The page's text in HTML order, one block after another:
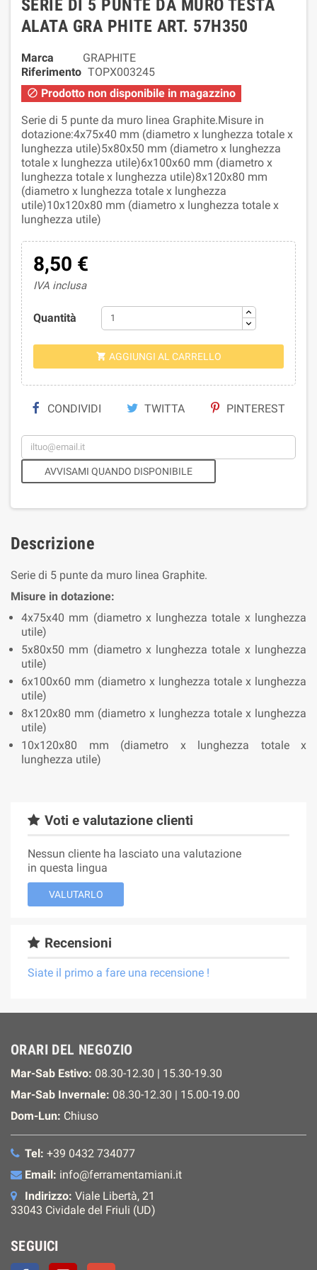
SERIE DI 5 PUNTE DA MURO TESTA
ALATA GRA PHITE ART. 57H350
Marca
GRAPHITE
Riferimento TOPX003245
 Prodotto non disponibile in magazzino
Serie di 5 punte da muro linea Graphite.Misure in
dotazione:4x75x40 mm (diametro x lunghezza totale x
lunghezza utile)5x80x50 mm (diametro x lunghezza
totale x lunghezza utile)6x100x60 mm (diametro x
lunghezza totale x lunghezza utile)8x120x80 mm
(diametro x lunghezza totale x lunghezza
utile)10x120x80 mm (diametro x lunghezza totale x
lunghezza utile)
8,50 €
IVA inclusa
Quantità
 AGGIUNGI AL CARRELLO
CONDIVIDI TWITTA PINTEREST
AVVISAMI QUANDO DISPONIBILE
Descrizione
Serie di 5 punte da muro linea Graphite.
Misure in dotazione:
4x75x40 mm (diametro x lunghezza totale x lunghezza
utile)
5x80x50 mm (diametro x lunghezza totale x lunghezza
utile)
6x100x60 mm (diametro x lunghezza totale x lunghezza
utile)
8x120x80 mm (diametro x lunghezza totale x lunghezza
utile)
10x120x80 mm (diametro x lunghezza totale x
lunghezza utile)
Voti e valutazione clienti
Nessun cliente ha lasciato una valutazione
in questa lingua
VALUTARLO
Recensioni
Siate il primo a fare una recensione !
ORARI DEL NEGOZIO
Mar-Sab Estivo: 08.30-12.30 | 15.30-19.30
Mar-Sab Invernale: 08.30-12.30 | 15.00-19.00
Dom-Lun: Chiuso
Tel: +39 0432 734077
Email: info@ferramentamiani.it
Indirizzo: Viale Libertà, 21
33043 Cividale del Friuli (UD)
SEGUICI